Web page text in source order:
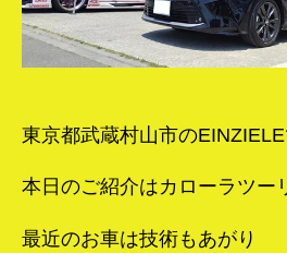
化！！
へ
の
東京都武蔵村山市のEINZIELE
本日のご紹介はカローラツー
最近のお車は技術もあがり